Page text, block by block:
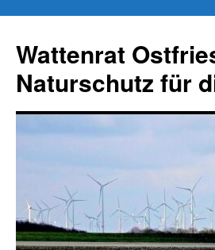
springen
Wattenrat
Naturschutz für